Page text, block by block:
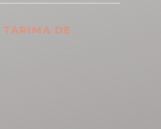
TARIMA DE